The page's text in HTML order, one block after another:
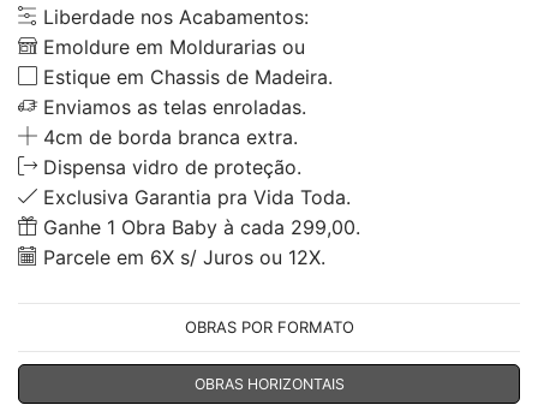
Liberdade nos Acabamentos:
Emoldure em Moldurarias ou
Estique em Chassis de Madeira.
Enviamos as telas enroladas.
4cm de borda branca extra.
Dispensa vidro de proteção.
Exclusiva Garantia pra Vida Toda.
Ganhe 1 Obra Baby à cada 299,00.
Parcele em 6X s/ Juros ou 12X.
OBRAS POR FORMATO
OBRAS HORIZONTAIS